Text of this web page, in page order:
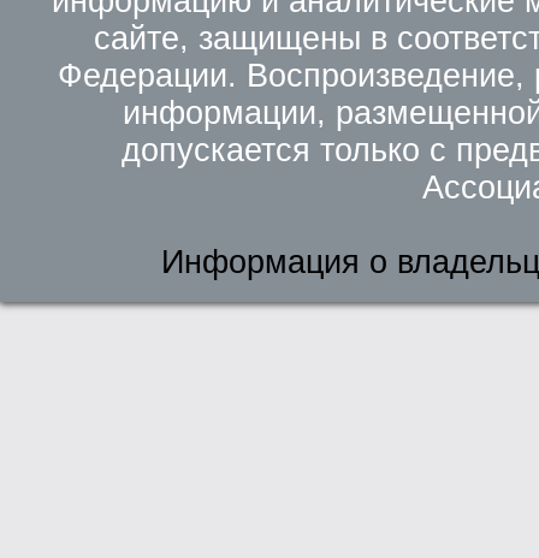
сайте, защищены в
Федерации. Воспроизведение,
информации,
допускается только с
Информация о